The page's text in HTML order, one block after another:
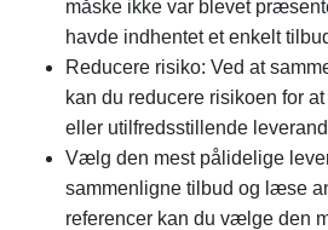
måske ikke var blevet
havde indhentet et enkelt
Reducere risiko: Ved at
kan du reducere risikoen for
eller utilfredsstillende
Vælg den mest pålidelige
sammenligne tilbud og læse
referencer kan du vælge den